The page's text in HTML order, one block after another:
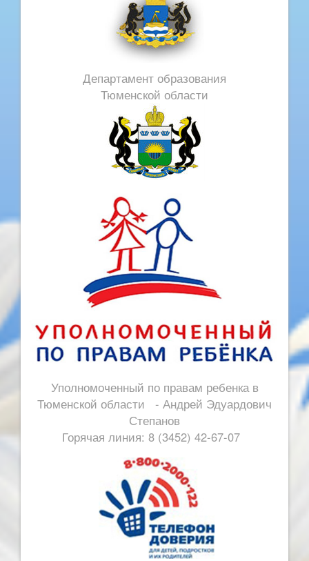
Департамент образования
Тюменской области
Уполномоченный по правам ребенка в
Тюменской области - Андрей Эдуардович
Степанов
Горячая линия: 8 (3452) 42-67-07